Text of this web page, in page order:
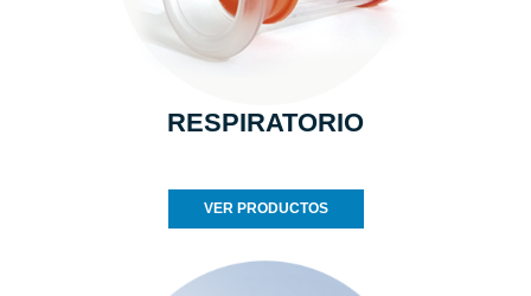
RESPIRATORIO
VER PRODUCTOS